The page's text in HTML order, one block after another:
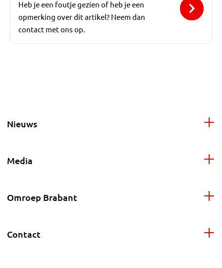
Heb je een foutje gezien of heb je een
opmerking over dit artikel? Neem dan
contact met ons op.
Nieuws
Media
Omroep Brabant
Contact